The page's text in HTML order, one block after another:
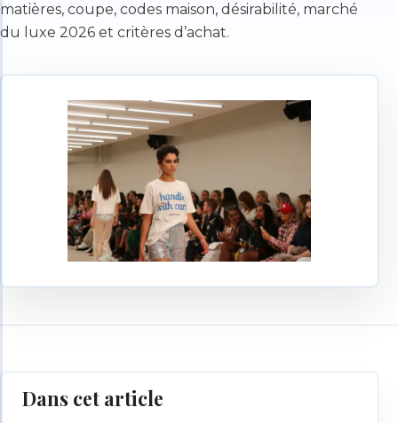
matières, coupe, codes maison, désirabilité, marché
du luxe 2026 et critères d’achat.
Dans cet article